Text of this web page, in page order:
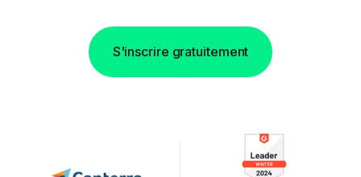
S'inscrire gratuitement